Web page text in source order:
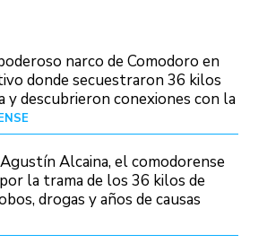
narco de Comodoro en
donde secuestraron 36 kilos
y descubrieron conexiones con la
Alcaina, el comodorense
la trama de los 36 kilos de
drogas y años de causas